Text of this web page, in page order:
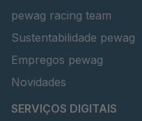
pewag racing team
Sustentabilidade pewag
Empregos pewag
Novidades
SERVIÇOS DIGITAIS